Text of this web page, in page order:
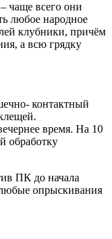
чаще всего они
любое народное
клубники, причём
а всю грядку
контактный
время. На 10
обработку
ПК до начала
опрыскивания